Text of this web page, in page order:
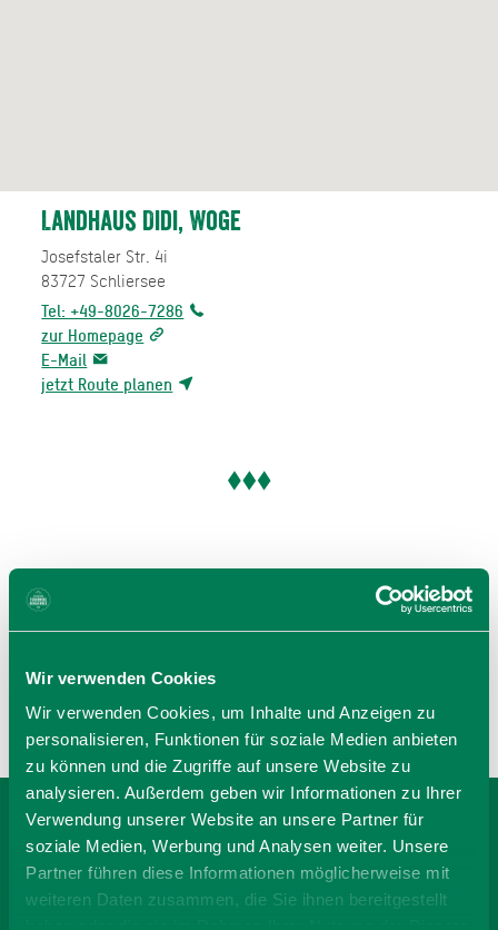
Wir verwenden Cookies
Wir verwenden Cookies, um Inhalte und Anzeigen zu
personalisieren, Funktionen für soziale Medien anbieten
zu können und die Zugriffe auf unsere Website zu
analysieren. Außerdem geben wir Informationen zu Ihrer
Verwendung unserer Website an unsere Partner für
soziale Medien, Werbung und Analysen weiter. Unsere
Partner führen diese Informationen möglicherweise mit
weiteren Daten zusammen, die Sie ihnen bereitgestellt
Landhaus Didi, Woge
Josefstaler Str. 4i
83727 Schliersee
Tel: +49-8026-7286
zur Homepage
E-Mail
jetzt Route planen
BEWERTUNGEN
BEI LANDHAUS DIDI,
WOGE BUCHEN